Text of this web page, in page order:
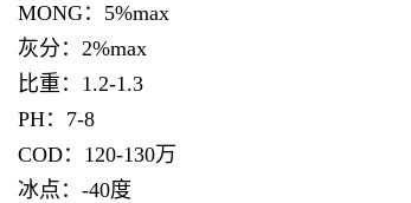
MONG：5%max
灰分：2%max
比重：1.2-1.3
PH：7-8
COD：120-130万
冰点：-40度